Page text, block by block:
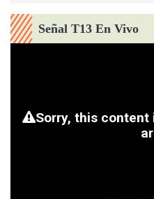
Señal T13 En Vivo